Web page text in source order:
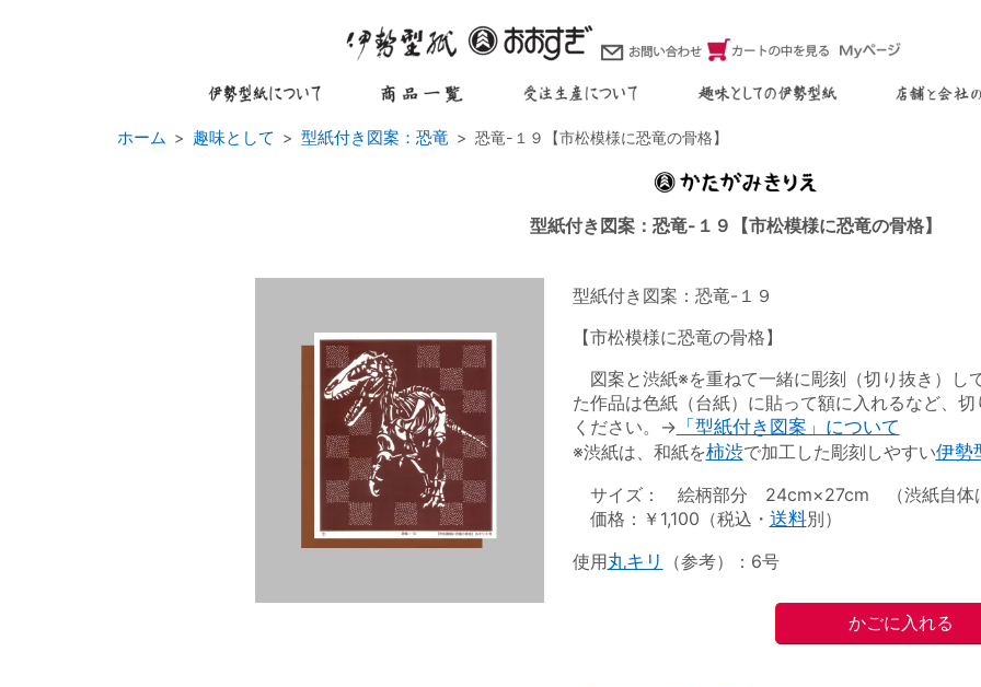
ホーム 趣味として 型紙付き図案：恐竜 恐竜-１９【市松模様に恐竜の骨格】
型紙付き図案：恐竜-１９【市松模様に恐竜の骨格】
型紙付き図案：恐竜-１９
【市松模様に恐竜の骨格】
図案と渋紙※を重ねて一緒に彫刻（切り抜き）し
た作品は色紙（台紙）に貼って額に入れるなど、
ください。→ 「型紙付き図案」について
※渋紙は、和紙を柿渋で加工した彫刻しやすい伊勢
サイズ： 絵柄部分 24cm×27cm （渋紙自体
価格：￥1,100（税込・ 送料別）
使用丸キリ （参考）：6号